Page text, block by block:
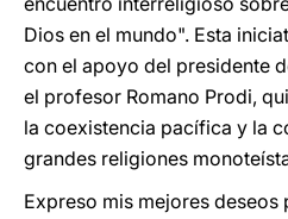
Dios en el mundo". Esta
con el apoyo del presidente
el profesor Romano Prodi,
la coexistencia pacífica y la
grandes religiones
Expreso mis mejores deseos